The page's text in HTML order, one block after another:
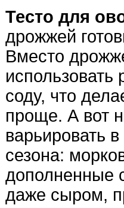
Тесто для
дрожжей
Вместо
использовать
соду, что
проще. А вот
варьировать
сезона:
дополненные
даже сыром,